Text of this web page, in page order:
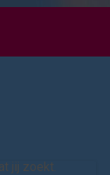
jij zoekt.